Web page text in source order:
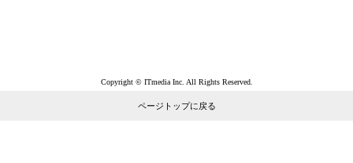
Copyright © ITmedia Inc. All Rights Reserved.
ページトップに戻る